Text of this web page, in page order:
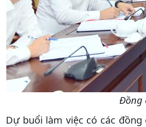
Đồng
Dự buổi làm việc có các đồng